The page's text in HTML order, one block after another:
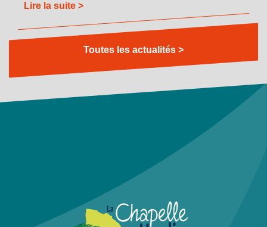
Lire la suite >
Toutes les actualités >